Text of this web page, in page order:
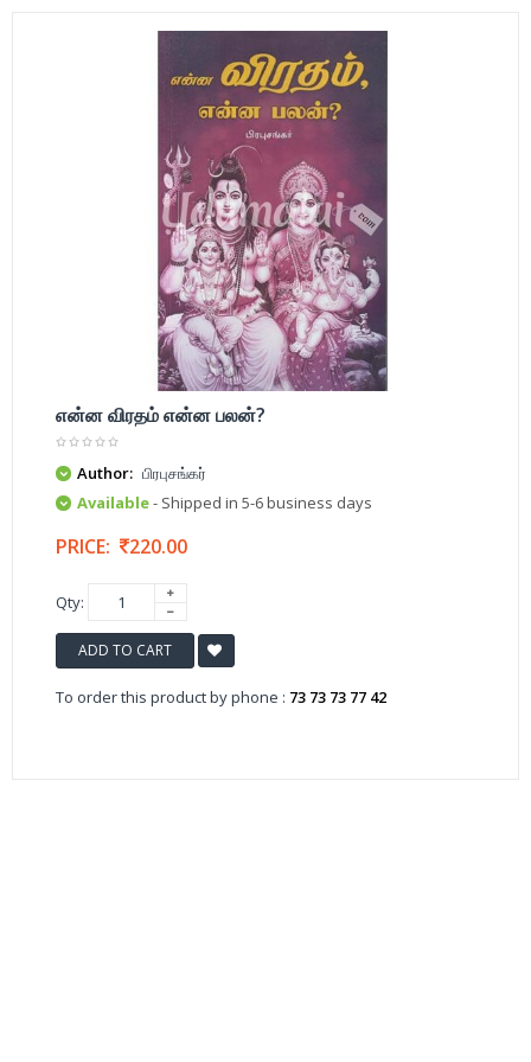
என்ன விரதம் என்ன பலன்?
Author: பிரபுசங்கர்
Available- Shipped in 5-6 business days
PRICE: 220.00
Qty:
ADD TO CART
To order this product by phone : 73 73 73 77 42